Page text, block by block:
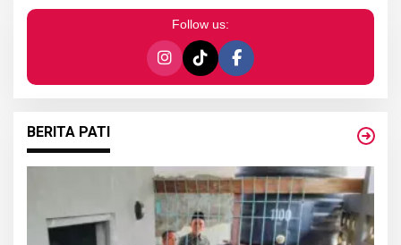
Follow us:
BERITA PATI